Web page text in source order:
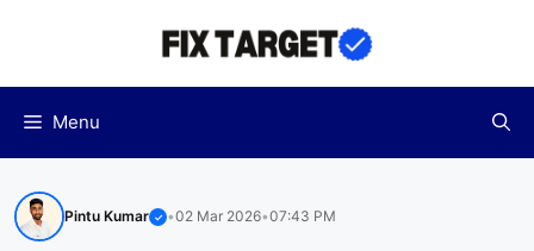
Menu
Pintu Kumar ✓ •02 Mar 2026•07:43 PM